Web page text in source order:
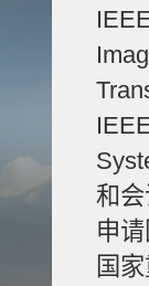
和
申
国